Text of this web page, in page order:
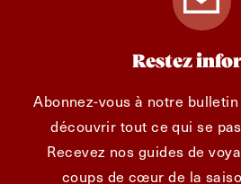
Restez
Abonnez-vous à notre
découvrir tout ce qui se
Recevez nos guides de
coups de cœur de la